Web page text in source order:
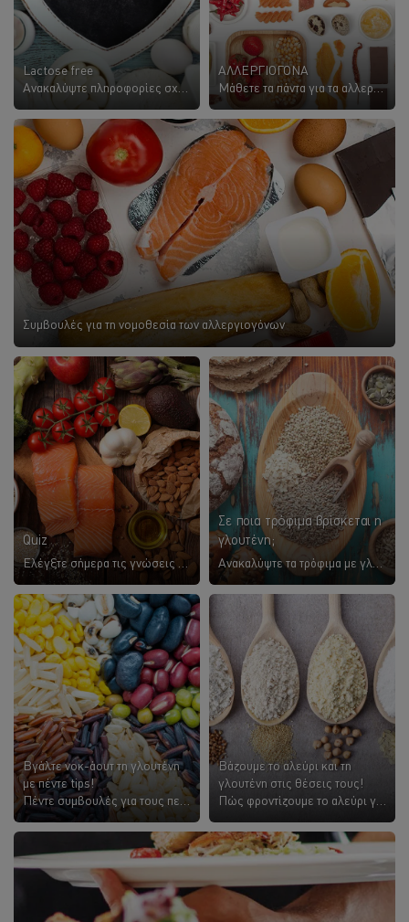
Lactose free
Ανακαλύψτε πληροφορίες σχετικά με τα lactose free προϊόντα
ΑΛΛΕΡΓΙΟΓΟΝΑ
Μάθετε τα πάντα για τα αλλεργιογόνα τρόφιμα και τη νομοθεσία
Συμβουλές για τη νομοθεσία των αλλεργιογόνων
Quiz
Ελέγξτε σήμερα τις γνώσεις σας στα αλλεργιογόνα, με το παρακάτω κουίζ.
Σε ποια τρόφιμα βρίσκεται η
γλουτένη;
Ανακαλύψτε τα τρόφιμα με γλουτένη
Βγάλτε νοκ-άουτ τη γλουτένη
με πέντε tips!
Πέντε συμβουλές για τους πελάτες σας με δυσανεξία στη γλουτένη
Βάζουμε το αλεύρι και τη
γλουτένη στις θέσεις τους!